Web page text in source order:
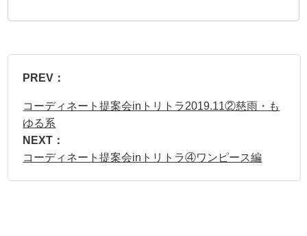
PREV：
コーディネート提案会inトリトラ2019.11②慈雨・も
ゆる系
NEXT：
コーディネート提案会inトリトラ④ワンピース編